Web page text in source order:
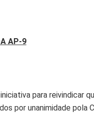
AP-9
para reivindicar
por unanimidade pola